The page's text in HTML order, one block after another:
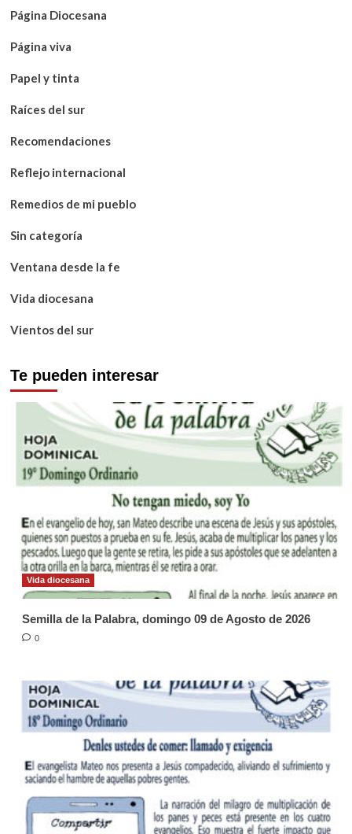
Página Diocesana
Página viva
Papel y tinta
Raíces del sur
Recomendaciones
Reflejo internacional
Remedios de mi pueblo
Sin categoría
Ventana desde la fe
Vida diocesana
Vientos del sur
Te pueden interesar
Vida diocesana
Semilla de la Palabra, domingo 09 de Agosto de 2026
0